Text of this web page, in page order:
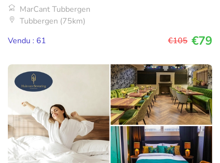
MarCant Tubbergen
Tubbergen (75km)
Vendu : 61
€105 €79